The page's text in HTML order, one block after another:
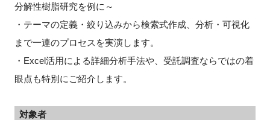
分解性樹脂研究を例に～
・テーマの定義・絞り込みから検索式作成、分析・可視化
まで一連のプロセスを実演します。
・Excel活用による詳細分析手法や、受託調査ならではの着
眼点も特別にご紹介します。
対象者